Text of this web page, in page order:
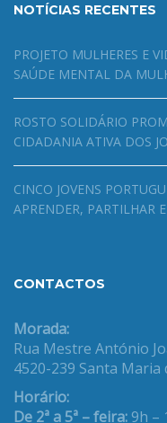
NOTÍCIAS RECENTES
PROJETO MULHERES E
SAÚDE MENTAL DA
ROSTO SOLIDÁRIO
CIDADANIA ATIVA DOS
CINCO JOVENS
APRENDER, PARTILHAR
CONTACTOS
Morada:
Rua Mestre António
4520-239 Santa Maria
Horário:
De 2ª a 5ª – feira: 9h –